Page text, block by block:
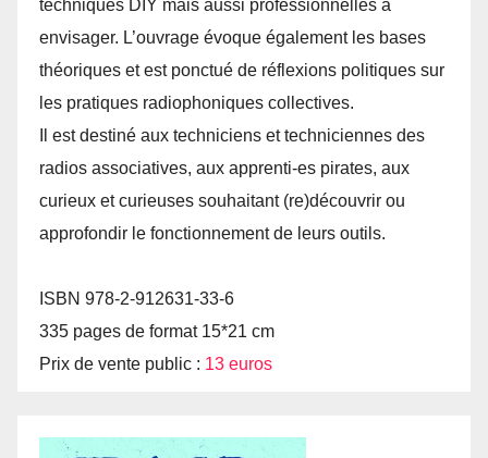
techniques DIY mais aussi professionnelles à
envisager. L’ouvrage évoque également les bases
théoriques et est ponctué de réflexions politiques sur
les pratiques radiophoniques collectives.
Il est destiné aux techniciens et techniciennes des
radios associatives, aux apprenti-es pirates, aux
curieux et curieuses souhaitant (re)découvrir ou
approfondir le fonctionnement de leurs outils.
ISBN 978-2-912631-33-6
335 pages de format 15*21 cm
Prix de vente public : 13 euros